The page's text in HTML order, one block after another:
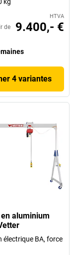
HTVA
de 9.400,- €
4 variantes
aluminium
électrique BA, force